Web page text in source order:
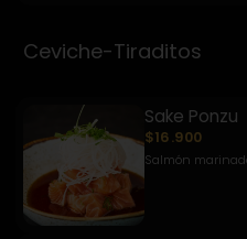
Ceviche-Tiraditos
Sake Ponzu
$16.900
Salmón